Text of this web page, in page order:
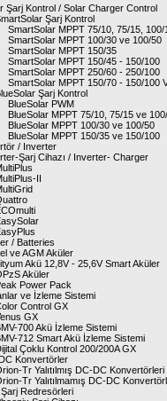
Şarj Kontrol / Solar Charger Control
Şarj Kontrol
SmartSolar MPPT 75/10, 75/15, 100/
SmartSolar MPPT 100/30 ve 100/50
SmartSolar MPPT 150/35
SmartSolar MPPT 150/45 - 150/100
SmartSolar MPPT 250/60 - 250/100
SmartSolar MPPT 150/70 - 150/100
Şarj Kontrol
BlueSolar PWM
BlueSolar MPPT 75/10, 75/15 ve
BlueSolar MPPT 100/30 ve 100/50
BlueSolar MPPT 150/35 ve 150/100
/ Inverter
Şarj Cihazı / Inverter- Charger
II
/ Batteries
ve AGM Aküler
Akü 12,8V - 25,6V Smart Aküler
Aküler
Power Pack
ve İzleme Sistemi
Control GX
GX
700 Akü İzleme Sistemi
712 Smart Akü İzleme Sistemi
Çoklu Kontrol 200/200A GX
Konvertörler
Tr Yalıtılmış DC-DC Konvertörleri
Tr Yalıtılmamış DC-DC
Redresörleri